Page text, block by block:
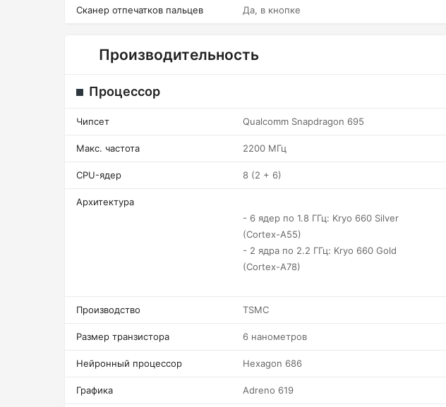
Сканер отпечатков пальцев Да, в кнопке
Производительность
Процессор
Чипсет Qualcomm Snapdragon 695
Макс. частота 2200 МГц
CPU-ядер 8 (2 + 6)
Архитектура
- 6 ядер по 1.8 ГГц: Kryo 660 Silver
(Cortex-A55)
- 2 ядра по 2.2 ГГц: Kryo 660 Gold
(Cortex-A78)
Производство TSMC
Размер транзистора 6 нанометров
Нейронный процессор Hexagon 686
Графика Adreno 619